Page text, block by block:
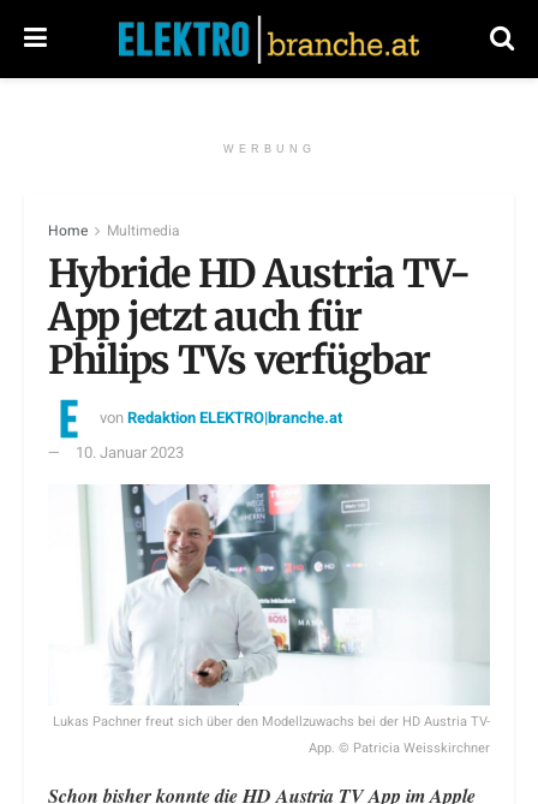
WERBUNG
Home Multimedia
Hybride HD Austria TV-
App jetzt auch für
Philips TVs verfügbar
vonRedaktion ELEKTRO|branche.at
10. Januar 2023
Lukas Pachner freut sich über den Modellzuwachs bei der HD Austria TV-
App. © Patricia Weisskirchner
Schon bisher konnte die HD Austria TV App im Apple